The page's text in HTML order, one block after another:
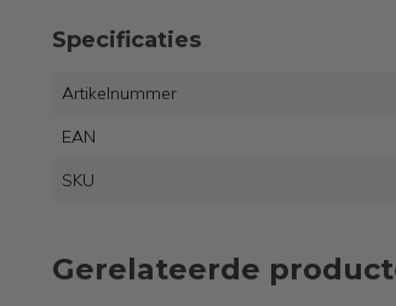
Specificaties
Artikelnummer
EAN
SKU
Gerelateerde